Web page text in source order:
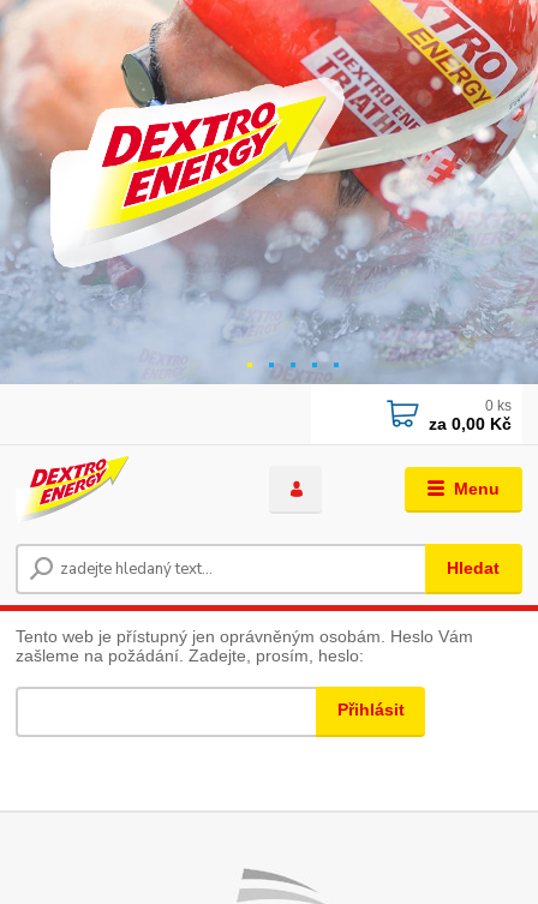
Menu
Hledat
0 ks
za 0,00 Kč
Tento web je přístupný jen oprávněným osobám. Heslo Vám
zašleme na požádání. Zadejte, prosím, heslo: